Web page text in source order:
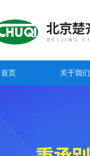
首页 关于我们